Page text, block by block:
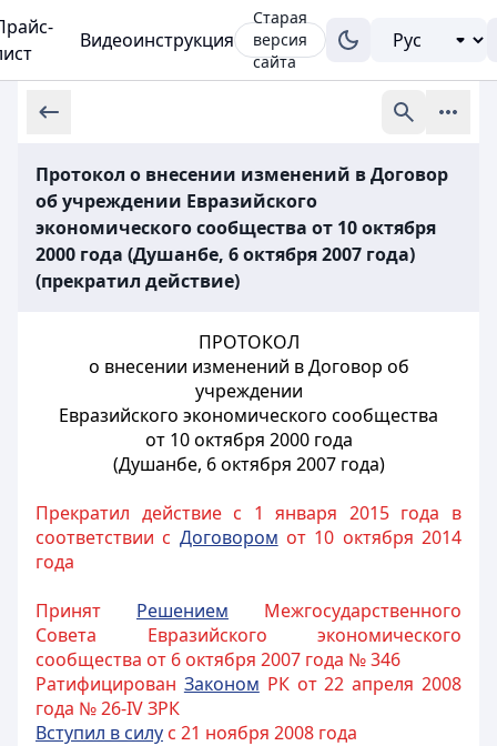
Видеоинструкция
Старая
версия
сайта
Протокол о внесении изменений в Договор
об учреждении Евразийского
экономического сообщества от 10 октября
2000 года (Душанбе, 6 октября 2007 года)
(прекратил действие)
ПРОТОКОЛ
о внесении изменений в Договор об
учреждении
Евразийского экономического сообщества
от 10 октября 2000 года
(Душанбе, 6 октября 2007 года)
Прекратил действие с 1 января 2015 года в
соответствии с Договором от 10 октября 2014
года
Принят Решением Межгосударственного
Совета Евразийского экономического
сообщества от 6 октября 2007 года № 346
Ратифицирован Законом РК от 22 апреля 2008
года № 26-IV ЗРК
Вступил в силу с 21 ноября 2008 года